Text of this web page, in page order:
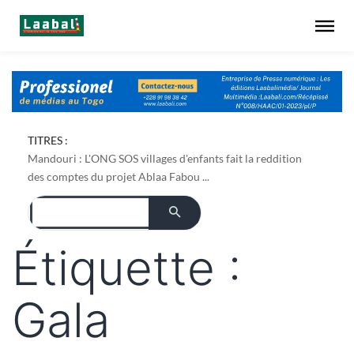
TITRES :
Mandouri : L'ONG SOS villages d'enfants fait la reddition
des comptes du projet Ablaa Fabou ...
Étiquette :
Gala